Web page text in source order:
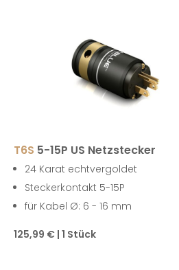
T6S 5-15P US Netzstecker
24 Karat echtvergoldet
Steckerkontakt 5-15P
für Kabel Ø: 6 - 16 mm
125,99 € | 1 Stück